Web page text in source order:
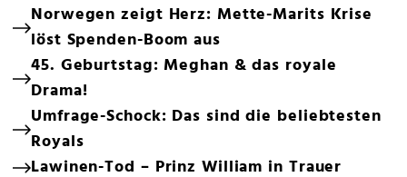
Norwegen zeigt Herz: Mette-Marits Krise
löst Spenden-Boom aus
45. Geburtstag: Meghan & das royale
Drama!
Umfrage-Schock: Das sind die beliebtesten
Royals
Lawinen-Tod – Prinz William in Trauer